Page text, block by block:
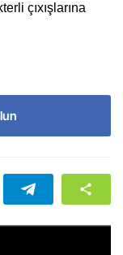
çıxışlarına